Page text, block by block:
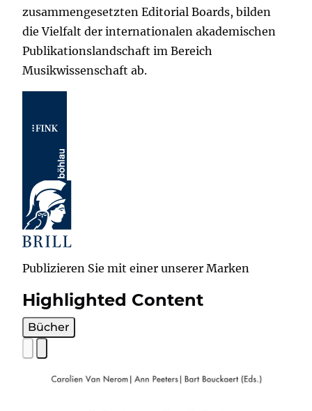
zusammengesetzten Editorial Boards, bilden
die Vielfalt der internationalen akademischen
Publikationslandschaft im Bereich
Musikwissenschaft ab.
Publizieren Sie mit einer unserer Marken
Highlighted Content
Bücher